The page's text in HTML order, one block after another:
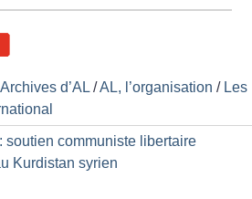
Archives d’AL /AL, l’organisation / Les
soutien communiste libertaire
Kurdistan syrien